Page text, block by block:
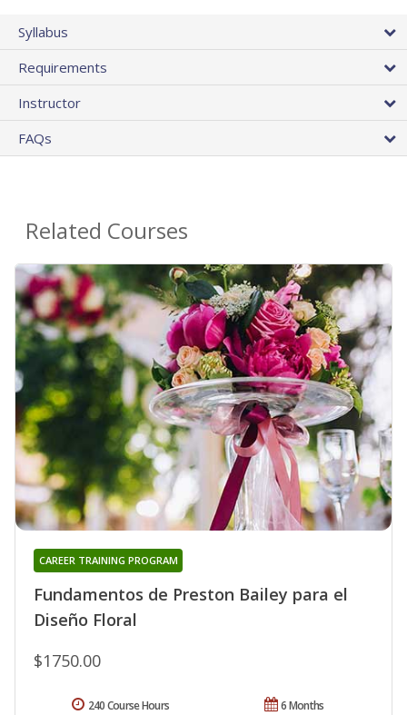
Syllabus
Requirements
Instructor
FAQs
Related Courses
Fundamentos de Preston Bailey para el
Diseño Floral
CAREER TRAINING PROGRAM
$1750.00
6 Months
240 Course Hours